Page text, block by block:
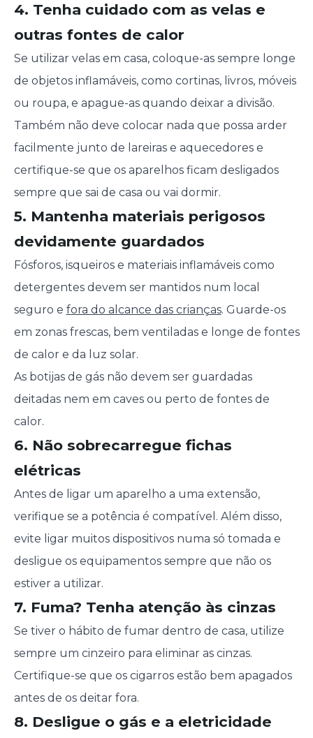
4. Tenha cuidado com as velas e
outras fontes de calor
Se utilizar velas em casa, coloque-as sempre longe
de objetos inflamáveis, como cortinas, livros, móveis
ou roupa, e apague-as quando deixar a divisão.
Também não deve colocar nada que possa arder
facilmente junto de lareiras e aquecedores e
certifique-se que os aparelhos ficam desligados
sempre que sai de casa ou vai dormir.
5. Mantenha materiais perigosos
devidamente guardados
Fósforos, isqueiros e materiais inflamáveis como
detergentes devem ser mantidos num local
seguro e fora do alcance das crianças. Guarde-os
em zonas frescas, bem ventiladas e longe de fontes
de calor e da luz solar.
As botijas de gás não devem ser guardadas
deitadas nem em caves ou perto de fontes de
calor.
6. Não sobrecarregue fichas
elétricas
Antes de ligar um aparelho a uma extensão,
verifique se a potência é compatível. Além disso,
evite ligar muitos dispositivos numa só tomada e
desligue os equipamentos sempre que não os
estiver a utilizar.
7. Fuma? Tenha atenção às cinzas
Se tiver o hábito de fumar dentro de casa, utilize
sempre um cinzeiro para eliminar as cinzas.
Certifique-se que os cigarros estão bem apagados
antes de os deitar fora.
8. Desligue o gás e a eletricidade